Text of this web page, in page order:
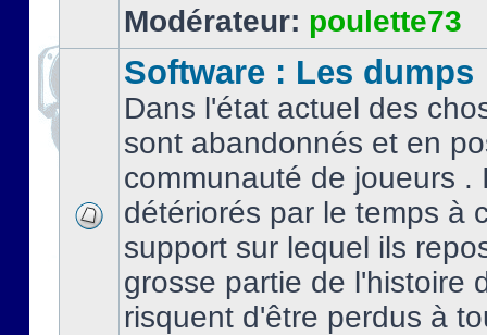
Modérateur: poulette73
Software : Les dumps
Dans l'état actuel des
sont abandonnés et en
communauté de joueurs .
détériorés par le temps à
support sur lequel ils
grosse partie de l'histoire
risquent d'être perdus à